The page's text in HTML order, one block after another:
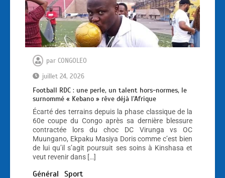
par CONGOLEO
juillet 24, 2026
Football RDC : une perle, un talent hors-normes, le
surnommé « Kebano » rêve déjà l’Afrique
Écarté des terrains depuis la phase classique de la
60e coupe du Congo après sa dernière blessure
contractée lors du choc DC Virunga vs OC
Muungano, Ekpaku Masiya Doris comme c’est bien
de lui qu’il s’agit poursuit ses soins à Kinshasa et
veut revenir dans […]
Général Sport